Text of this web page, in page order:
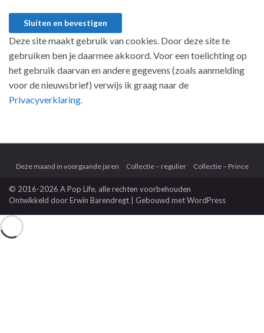
Deze site maakt gebruik van cookies. Door deze site te
gebruiken ben je daarmee akkoord. Voor een toelichting op
het gebruik daarvan en andere gegevens (zoals aanmelding
voor de nieuwsbrief) verwijs ik graag naar de
Privacyverklaring.
Deze maand in voorgaande jaren Collectie – regulier Collectie – Prince
© 2016-2026 A Pop Life, alle rechten voorbehouden
Ontwikkeld doorErwin Barendregt | Gebouwd metWordPress